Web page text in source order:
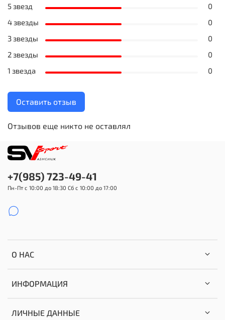
Отзывов еще никто не оставлял
5 звезд
0
4 звезды
0
3 звезды
0
2 звезды
0
1 звезда
0
Оставить отзыв
О НАС
ИНФОРМАЦИЯ
ЛИЧНЫЕ ДАННЫЕ
+7(985) 723-49-41
Пн-Пт с 10:00 до 18:30 Сб с 10:00 до 17:00